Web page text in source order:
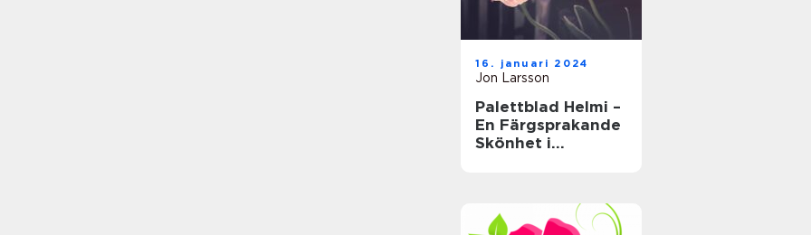
16. januari 2024
Jon Larsson
Palettblad Helmi –
En Färgsprakande
Skönhet i